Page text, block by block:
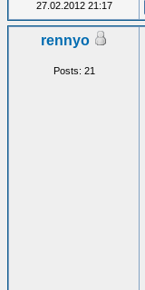
27.02.2012 21:17
rennyo
Posts: 21